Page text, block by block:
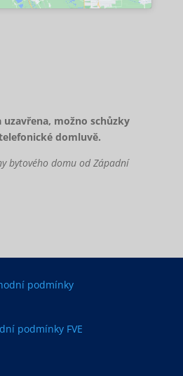
uzavřena, možno schůzky
domluvě.
bytového domu od Západní
podmínky
podmínky FVE